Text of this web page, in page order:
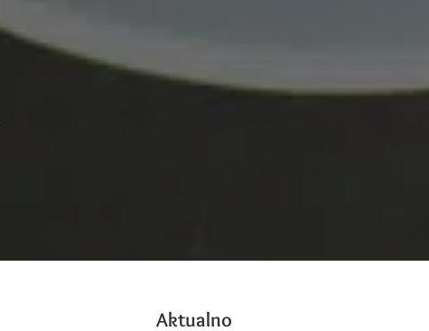
Aktualno